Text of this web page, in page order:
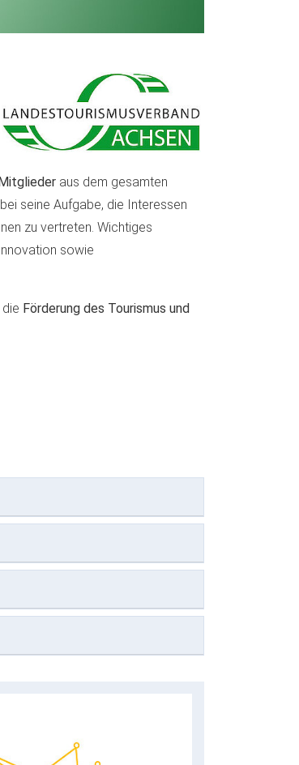
aus dem gesamten
seine Aufgabe, die Interessen
zu vertreten. Wichtiges
sowie
Förderung des Tourismus und